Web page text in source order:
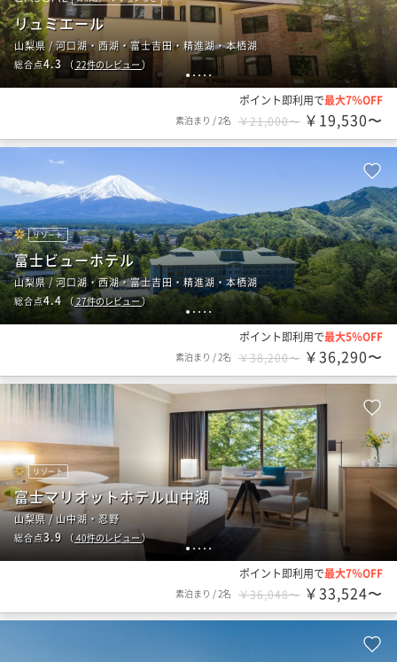
1 2345
リュミエール
山梨県 / 河口湖・西湖・富士吉田・精進湖・本栖湖
総合点4.3 （ 22件のレビュー ）
ポイント即利用で最大7％OFF
素泊まり /2名 ￥21,000〜 ￥19,530〜
12 34 5
リゾート
富士ビューホテル
山梨県 / 河口湖・西湖・富士吉田・精進湖・本栖湖
総合点4.4 （27件のレビュー）
ポイント即利用で最大5％OFF
素泊まり /2名 ￥38,200〜 ￥36,290〜
1 2 3 4 5
リゾート
富士マリオットホテル山中湖
山梨県 / 山中湖・忍野
総合点3.9 （ 40件のレビュー）
ポイント即利用で最大7％OFF
素泊まり /2名 ￥36,048〜 ￥33,524〜